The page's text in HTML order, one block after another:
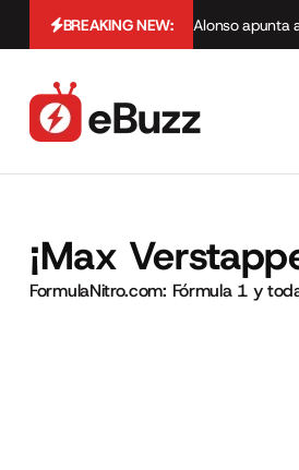
BREAKING NEW: Alonso apunta
¡Max
FormulaNitro.com: Fórmula 1 y